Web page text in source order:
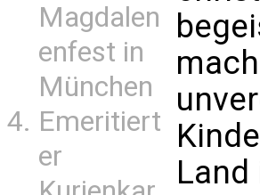
Magdalen
enfest in
München
Emeritiert
er